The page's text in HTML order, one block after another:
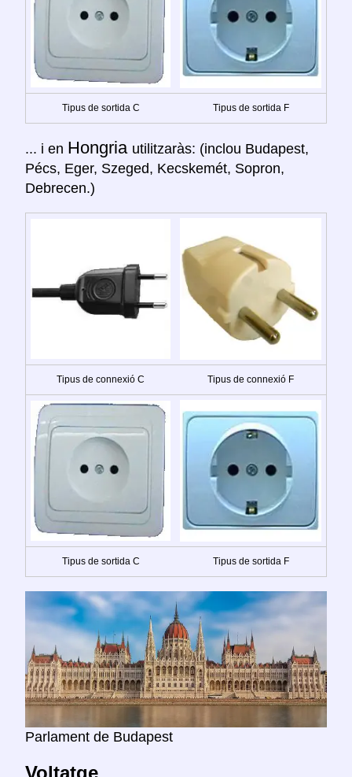
Tipus de sortida C Tipus de sortida F
... i en Hongria utilitzaràs: (inclou Budapest,
Pécs, Eger, Szeged, Kecskemét, Sopron,
Debrecen.)
Tipus de connexió C Tipus de connexió F
Tipus de sortida C Tipus de sortida F
Parlament de Budapest
Voltatge